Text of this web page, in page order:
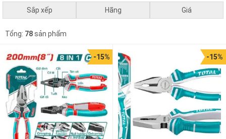
Sắp xếp
Mặc định
Giá cao đến thấp
Hãng
CFCooper
Sata
Stanley
Asaki
Giá
0₫-1.000.000₫
₫
3.000.000₫ 10.000.000₫
10.000.000₫-452.000₫
Tổng: 78sản phẩm
-15% -15%